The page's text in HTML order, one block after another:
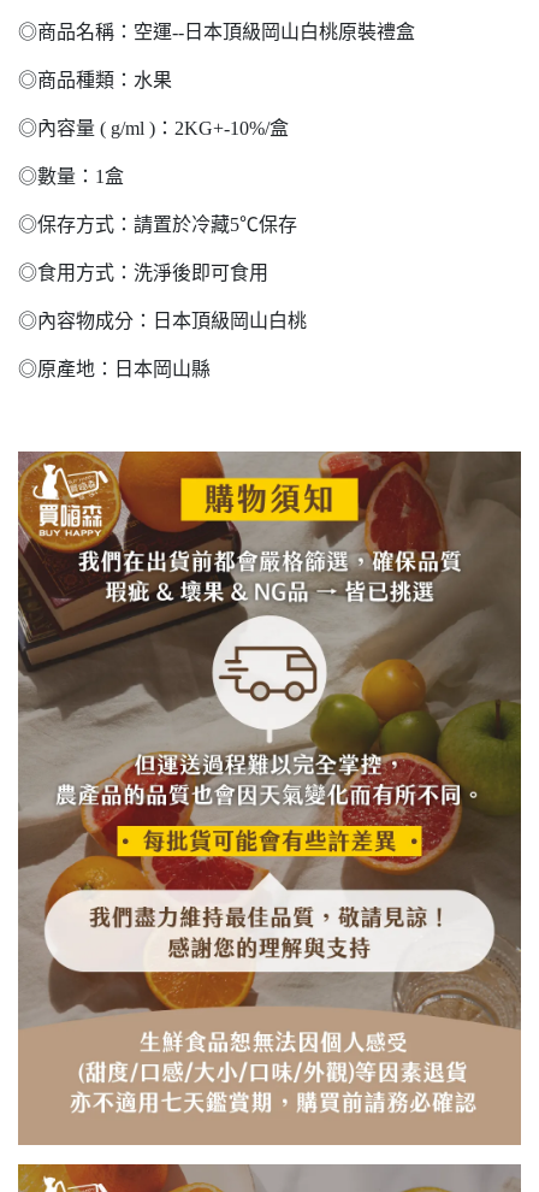
◎商品名稱：空運--日本頂級岡山白桃原裝禮盒
◎商品種類：水果
◎內容量 ( g/ml )：2KG+-10%/盒
◎數量：1盒
◎保存方式：請置於冷藏5℃保存
◎食用方式：洗淨後即可食用
◎內容物成分：日本頂級岡山白桃
◎原產地：日本岡山縣